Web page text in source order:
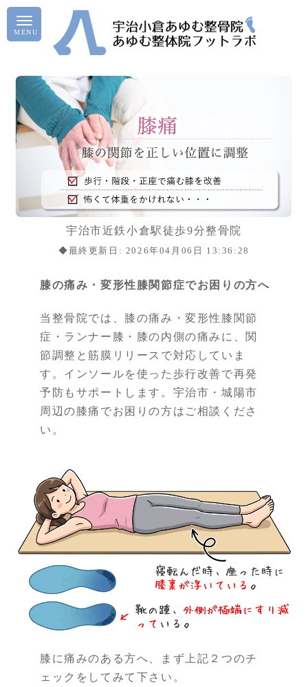
宇治市近鉄小倉駅徒歩9分整骨院
◆最終更新日: 2026年04月06日 13:36:28
膝の痛み・変形性膝関節症でお困りの方へ
当整骨院では、膝の痛み・変形性膝関節
症・ランナー膝・膝の内側の痛みに、関
節調整と筋膜リリースで対応していま
す。インソールを使った歩行改善で再発
予防もサポートします。宇治市・城陽市
周辺の膝痛でお困りの方はご相談くださ
い。
膝に痛みのある方へ、まず上記２つのチ
ェックをしてみて下さい。